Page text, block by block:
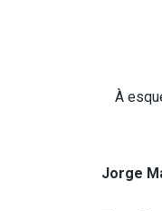
À
Jorge